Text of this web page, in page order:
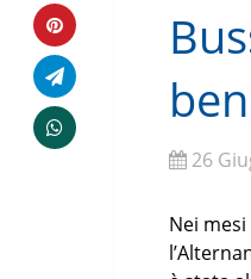
26
Nei